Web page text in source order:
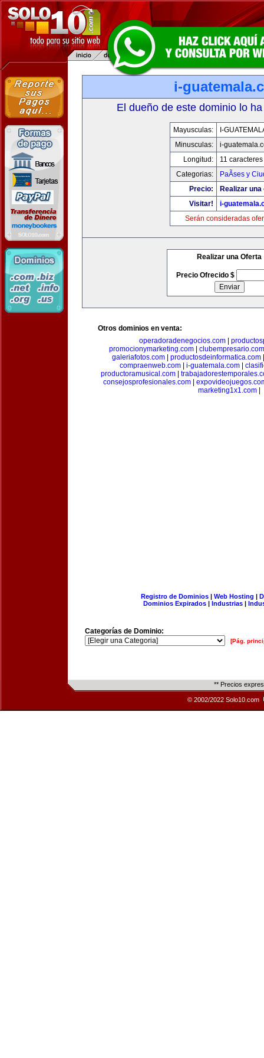
i-
El dueño de este dominio lo
Mayusculas:
I-
Minusculas:
i-
Longitud:
11 caracteres
Categorias:
PaÃ­ses y
Precio:
Realizar
Visitar!
i-
Serán consideradas
Realizar una Oferta
Precio Ofrecido $
Otros dominios en venta:
operadoradenegocios.com|
promocionymarketing.com| clubempresario.com
galeriafotos.com
productosdeinformatica.com
compraenweb.com| i-guatemala.com|
productoramusical.com
consejosprofesionales.com|
marketing1x1.com
Registro de Dominios| Web Hosting |
Dominios Expirados | Industrias |
Categorías de Dominio:
[Pág.
** Precios
© 2002/2022 Solo10.com